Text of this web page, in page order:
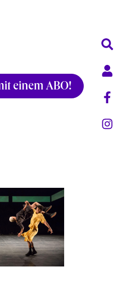
einem ABO!